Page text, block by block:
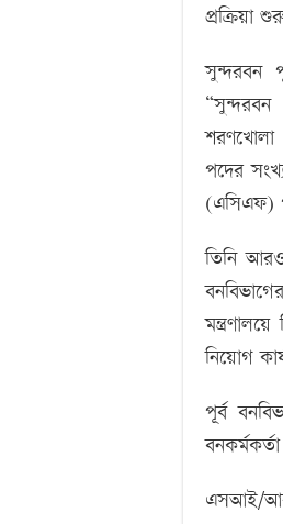
প্রক্রিয়া
সুন্দরবন
“সুন্দরবন
শরণখোলা
পদের
(এসিএফ)
তিনি
নিয়োগ
পূর্ব
এসআই/